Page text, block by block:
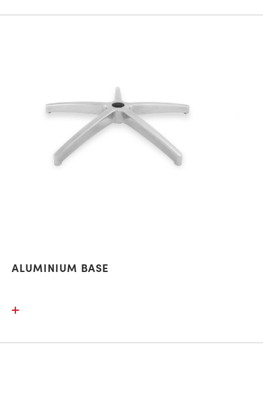
ALUMINIUM BASE